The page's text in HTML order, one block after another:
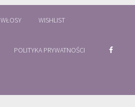
WŁOSY WISHLIST
POLITYKA PRYWATNOŚCI